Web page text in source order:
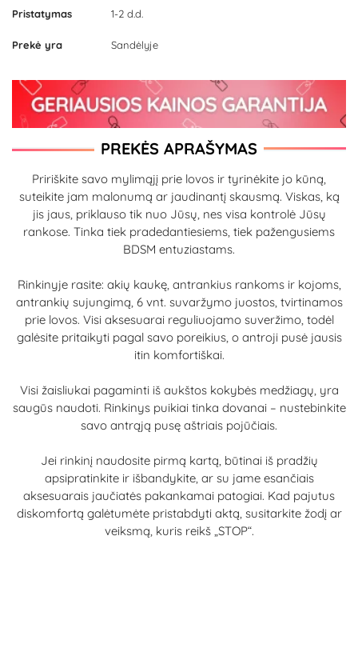
Pristatymas 1-2 d.d.
Prekė yra Sandėlyje
PREKĖS APRAŠYMAS
Pririškite savo mylimąjį prie lovos ir tyrinėkite jo kūną,
suteikite jam malonumą ar jaudinantį skausmą. Viskas, ką
jis jaus, priklauso tik nuo Jūsų, nes visa kontrolė Jūsų
rankose. Tinka tiek pradedantiesiems, tiek pažengusiems
BDSM entuziastams.
Rinkinyje rasite: akių kaukę, antrankius rankoms ir kojoms,
antrankių sujungimą, 6 vnt. suvaržymo juostos, tvirtinamos
prie lovos. Visi aksesuarai reguliuojamo suveržimo, todėl
galėsite pritaikyti pagal savo poreikius, o antroji pusė jausis
itin komfortiškai.
Visi žaisliukai pagaminti iš aukštos kokybės medžiagų, yra
saugūs naudoti. Rinkinys puikiai tinka dovanai – nustebinkite
savo antrąją pusę aštriais pojūčiais.
Jei rinkinį naudosite pirmą kartą, būtinai iš pradžių
apsipratinkite ir išbandykite, ar su jame esančiais
aksesuarais jaučiatės pakankamai patogiai. Kad pajutus
diskomfortą galėtumėte pristabdyti aktą, susitarkite žodį ar
veiksmą, kuris reikš „STOP“.